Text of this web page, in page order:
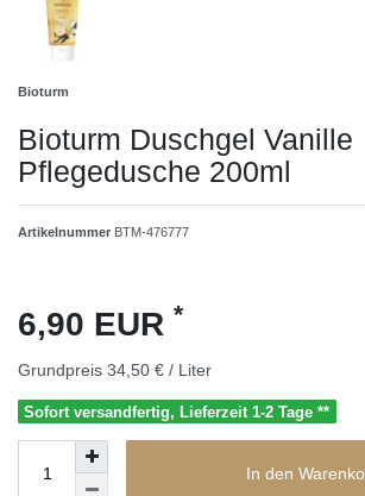
Bioturm
Bioturm Duschgel Vanille
Pflegedusche 200ml
Artikelnummer BTM-476777
6,90 EUR *
Grundpreis 34,50 € / Liter
Sofort versandfertig, Lieferzeit 1-2 Tage **
In den